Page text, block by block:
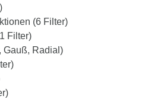
(6 Filter)
Filter)
Gauß, Radial)